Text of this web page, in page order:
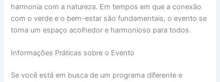
harmonia com a natureza. Em tempos em que a conexão
com o verde e o bem-estar são fundamentais, o evento se
torna um espaço acolhedor e harmonioso para todos.
Informações Práticas sobre o Evento
Se você está em busca de um programa diferente e